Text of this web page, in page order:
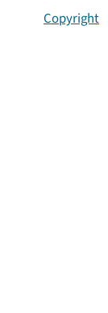
Copyright